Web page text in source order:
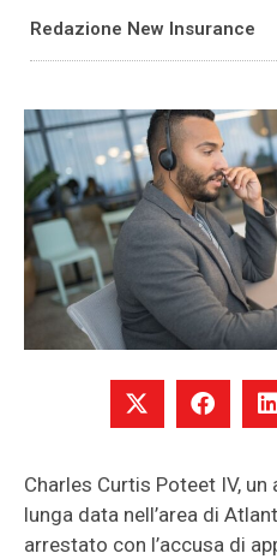
Redazione New Insurance
Charles Curtis Poteet IV,
lunga data nell’area di
arrestato con l’accusa di